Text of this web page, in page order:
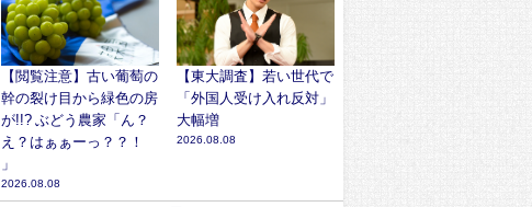
【閲覧注意】古い葡萄の
幹の裂け目から緑色の房
が!!? ぶどう農家「ん？
え？はぁぁーっ？？！
」
2026.08.08
【東大調査】若い世代で
「外国人受け入れ反対」
大幅増
2026.08.08